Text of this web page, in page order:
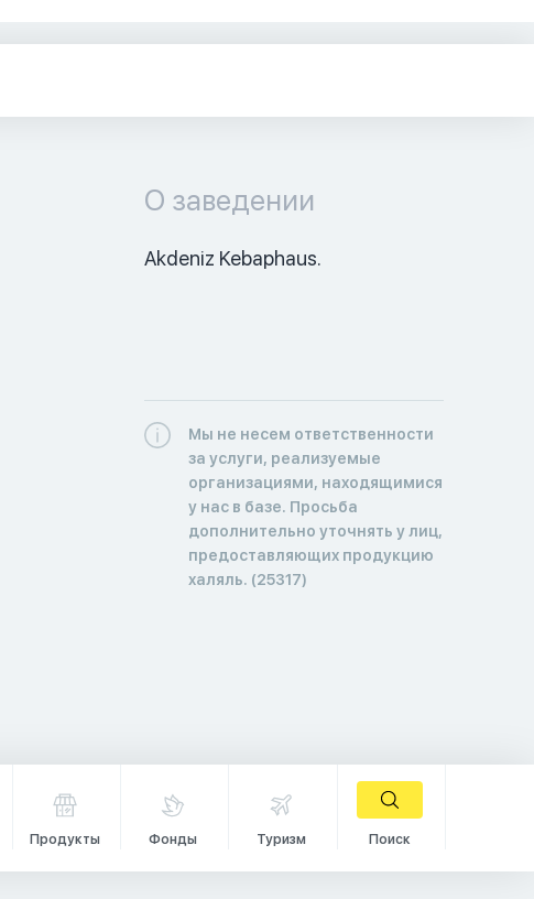
О заведении
Akdeniz Kebaphaus.
Мы не несем ответственности
за услуги, реализуемые
организациями, находящимися
у нас в базе. Просьба
дополнительно уточнять у лиц,
предоставляющих продукцию
халяль. (25317)
Продукты Фонды Туризм Поиск